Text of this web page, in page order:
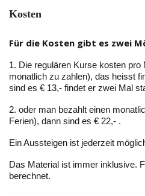
Kosten
Für die Kosten gibt es zwei
1. Die regulären Kurse kosten
monatlich zu zahlen), das heisst
sind es € 13,- findet er zwei Mal
2. oder man bezahlt einen
Ferien), dann sind es € 22,- .
Ein Aussteigen ist jederzeit
Das Material ist immer inklusive.
berechnet.